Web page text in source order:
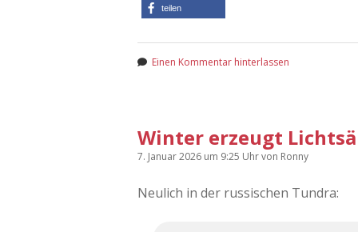
teilen
Einen Kommentar hinterlassen
Winter erzeugt
7. Januar 2026 um 9:25 Uhrvon Ronny
Neulich in der russischen Tundra: